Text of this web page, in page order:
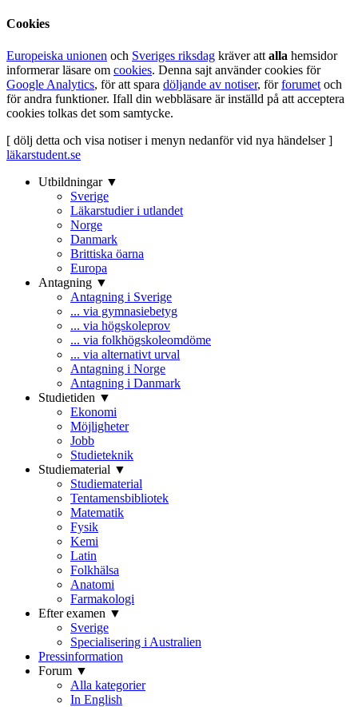
Cookies
Europeiska unionen och Sveriges riksdag kräver att alla hemsidor
informerar läsare om cookies. Denna sajt använder cookies för
Google Analytics, för att spara döljande av notiser, förforumet och
för andra funktioner. Ifall din webbläsare är inställd på att acceptera
cookies tolkas det som samtycke.
[ dölj detta och visa notiser i menyn nedanför vid nya händelser ]
läkarstudent.se
Utbildningar ▼
Sverige
Läkarstudier i utlandet
Norge
Danmark
Brittiska öarna
Europa
Antagning ▼
Antagning i Sverige
... via gymnasiebetyg
... via högskoleprov
... via folkhögskoleomdöme
... via alternativt urval
Antagning i Norge
Antagning i Danmark
Studietiden ▼
Ekonomi
Möjligheter
Jobb
Studieteknik
Studiematerial ▼
Studiematerial
Tentamensbibliotek
Matematik
Fysik
Kemi
Latin
Folkhälsa
Anatomi
Farmakologi
Efter examen ▼
Sverige
Specialisering i Australien
Pressinformation
Forum ▼
Alla kategorier
In English